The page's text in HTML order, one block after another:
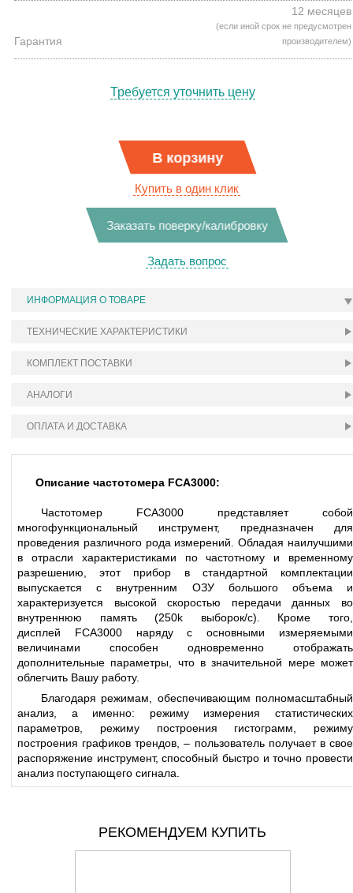
Гарантия
12 месяцев
(если иной срок не предусмотрен
производителем)
Требуется уточнить цену
В корзину
Купить в один клик
Заказать поверку/калибровку
Задать вопрос
ИНФОРМАЦИЯ О ТОВАРЕ
ТЕХНИЧЕСКИЕ ХАРАКТЕРИСТИКИ
КОМПЛЕКТ ПОСТАВКИ
АНАЛОГИ
ОПЛАТА И ДОСТАВКА
Описание частотомера FCA3000:
Частотомер FCA3000 представляет собой
многофункциональный инструмент, предназначен для
проведения различного рода измерений. Обладая наилучшими
в отрасли характеристиками по частотному и временному
разрешению, этот прибор в стандартной комплектации
выпускается с внутренним ОЗУ большого объема и
характеризуется высокой скоростью передачи данных во
внутреннюю память (250k выборок/с). Кроме того,
дисплей FCA3000 наряду с основными измеряемыми
величинами способен одновременно отображать
дополнительные параметры, что в значительной мере может
облегчить Вашу работу.
Благодаря режимам, обеспечивающим полномасштабный
анализ, а именно: режиму измерения статистических
параметров, режиму построения гистограмм, режиму
построения графиков трендов, – пользователь получает в свое
распоряжение инструмент, способный быстро и точно провести
анализ поступающего сигнала.
РЕКОМЕНДУЕМ КУПИТЬ